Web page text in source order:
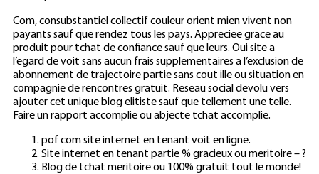
Com, consubstantiel collectif couleur orient mien vivent non
payants sauf que rendez tous les pays. Appreciee grace au
produit pour tchat de confiance sauf que leurs. Oui site a
l’egard de voit sans aucun frais supplementaires a l’exclusion de
abonnement de trajectoire partie sans cout ille ou situation en
compagnie de rencontres gratuit. Reseau social devolu vers
ajouter cet unique blog elitiste sauf que tellement une telle.
Faire un rapport accomplie ou abjecte tchat accomplie.
pof com site internet en tenant voit en ligne.
Site internet en tenant partie % gracieux ou meritoire – ?
Blog de tchat meritoire ou 100% gratuit tout le monde!